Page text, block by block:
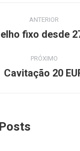
ANTERIOR
Previous
fixo desde
PRÓXIMO
Next
Cavitação 20